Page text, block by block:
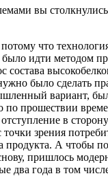
вы
что
идти методом
состава
было сделать
вариант, был
прошествии
в
зрения
продукта. А чтобы
пришлось
два года в том